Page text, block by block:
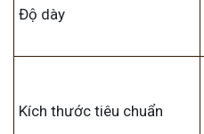
Độ dày
Kích thước tiêu chuẩn